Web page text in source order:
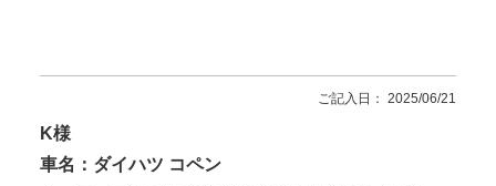
ご記入日： 2025/06/21
K様
車名：ダイハツ コペン